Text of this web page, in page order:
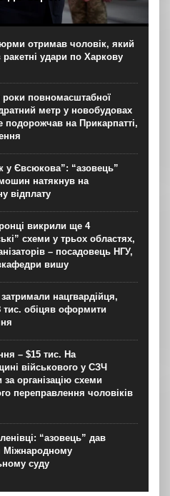
Зеленський прибув до
Під час візиту він планує
Александром
Джуро Мацутом. Про це
отримав чоловік, який
ракетні удари по Харкову
роки повномасштабної
метр у новобудовах
подорожчав на Прикарпатті,
у Євсюкова”: “азовець”
натякнув на
відплату
викрили ще 4
схеми у трьох областях,
– посадовець НГУ,
вишу
нацгвардійця,
тис. обіцяв оформити
– $15 тис. На
військового у СЗЧ
за організацію схеми
переправлення чоловіків
“азовець” дав
Міжнародному
суду